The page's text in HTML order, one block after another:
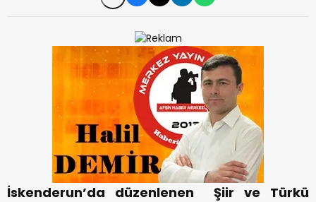
İskenderun’da düzenlenen Şiir ve Türkü